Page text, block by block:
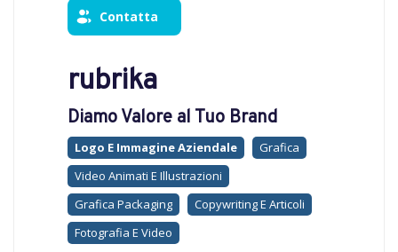
Contatta
rubrika
Diamo Valore al Tuo Brand
Logo E Immagine Aziendale
Grafica
Video Animati E Illustrazioni
Grafica Packaging
Copywriting E Articoli
Fotografia E Video